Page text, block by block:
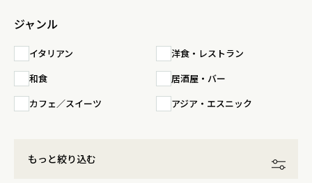
ジャンル
イタリアン 洋食・レストラン
和食 居酒屋・バー
カフェ／スイーツ アジア・エスニック
もっと絞り込む